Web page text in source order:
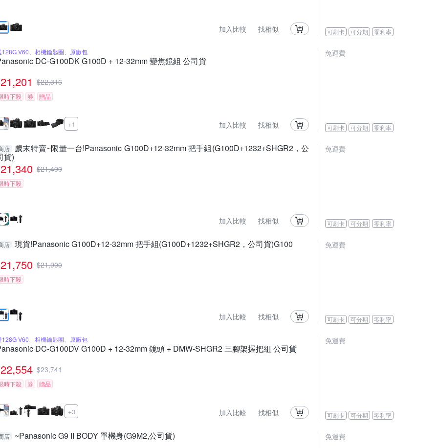
加入比較 找相似 可刷卡 可分期 零利率
128G V60、相機鑰匙圈、原廠包
DC-G100DK G100D + 12-32mm 變焦鏡組 公司貨
21,201 $22,316
時下殺 券 贈品
+1 加入比較 找相似
免運費
可刷卡 可分期 零利率
店 歲末特賣~限量一台!Panasonic G100D+12-32mm 把手組(G100D+1232+SHGR2，公
貨)
21,340 $21,490
時下殺
加入比較 找相似
免運費
可刷卡 可分期 零利率
店 現貨!Panasonic G100D+12-32mm 把手組(G100D+1232+SHGR2，公司貨)G100
21,750 $21,900
時下殺
加入比較 找相似
免運費
可刷卡 可分期 零利率
128G V60、相機鑰匙圈、原廠包
DC-G100DV G100D + 12-32mm 鏡頭 + DMW-SHGR2 三腳架握把組 公司貨
22,554 $23,741
時下殺 券 贈品
+3 加入比較 找相似
免運費
可刷卡 可分期 零利率
店 ~Panasonic G9 II BODY 單機身(G9M2,公司貨) 免運費